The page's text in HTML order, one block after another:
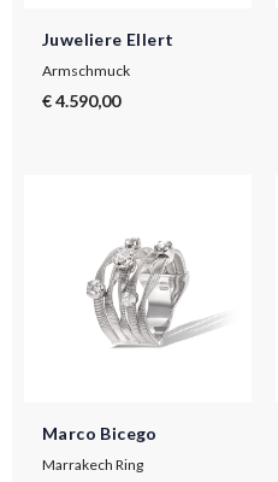
Juweliere Ellert
Armschmuck
€ 4.590,00
Marco Bicego
Marrakech Ring